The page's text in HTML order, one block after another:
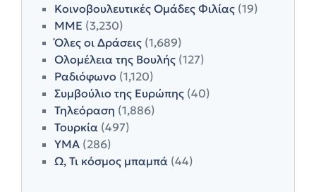
Κοινοβουλευτικές Ομάδες Φιλίας (19)
ΜΜΕ (3,230)
Όλες οι Δράσεις (1,689)
Ολομέλεια της Βουλής (127)
Ραδιόφωνο (1,120)
Συμβούλιο της Ευρώπης (40)
Τηλεόραση (1,886)
Τουρκία (497)
ΥΜΑ (286)
Ω, Τι κόσμος μπαμπά (44)